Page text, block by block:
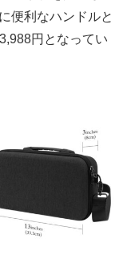
便利なハンドルと
円となってい